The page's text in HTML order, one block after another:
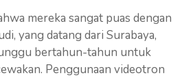
mereka sangat puas dengan
yang datang dari Surabaya,
bertahun-tahun untuk
Penggunaan videotron